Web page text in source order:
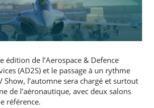
édition de l’Aerospace & Defence
(AD2S) et le passage à un rythme
Show, l’automne sera chargé et surtout
de l’aéronautique, avec deux salons
référence.